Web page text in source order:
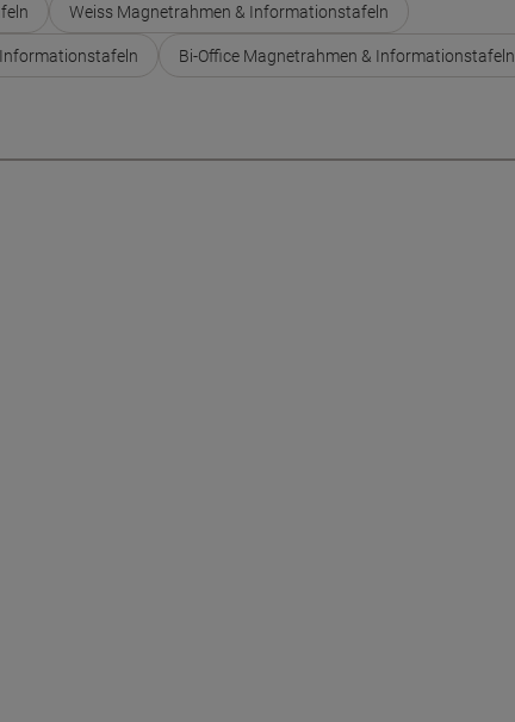
Weiss Magnetrahmen & Informationstafeln
Bi-Office Magnetrahmen & Informationstafeln